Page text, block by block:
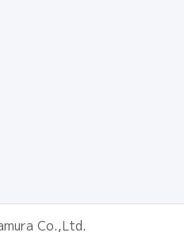
Co.,Ltd.